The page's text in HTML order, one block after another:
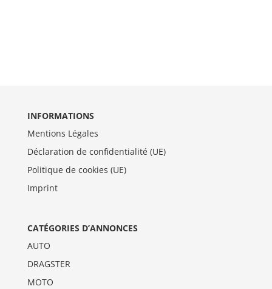
INFORMATIONS
Mentions Légales
Déclaration de confidentialité (UE)
Politique de cookies (UE)
Imprint
CATÉGORIES D’ANNONCES
AUTO
DRAGSTER
MOTO